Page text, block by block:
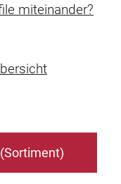
miteinander?